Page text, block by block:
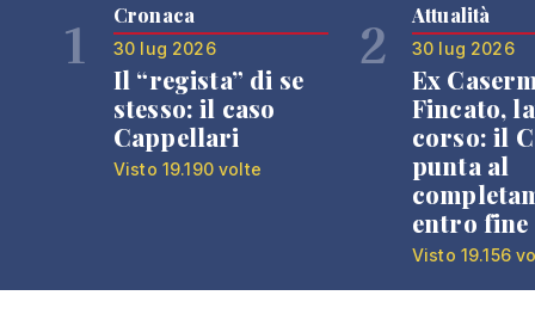
1 Cronaca
30 lug 2026
Il “regista” di se
stesso: il caso
Cappellari
Visto 19.190 volte
2 Attualità
30 lug 2026
Ex
Fincato,
corso: il
punta al
entro fine
Visto 19.156